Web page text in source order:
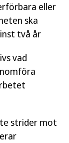
eller
ska
två år
vad
strider mot